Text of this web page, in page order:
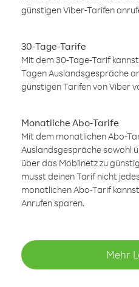
günstigen Viber-Tarifen
30-Tage-Tarife
Mit dem 30-Tage-Tarif
Tagen Auslandsgespräche
günstigen Tarifen von Viber
Monatliche Abo-Tarife
Mit dem monatlichen Abo-
Auslandsgespräche sowohl
über das Mobilnetz zu
musst deinen Tarif nicht
monatlichen Abo-Tarif
Anrufen sparen.
Mehr